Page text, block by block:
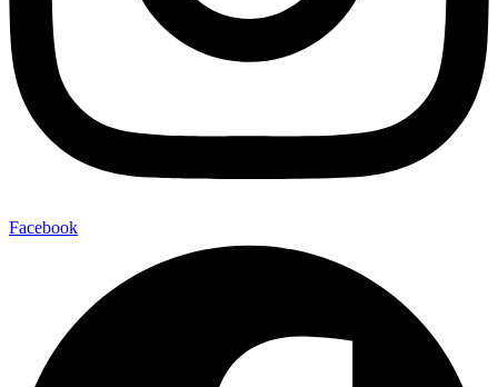
Facebook